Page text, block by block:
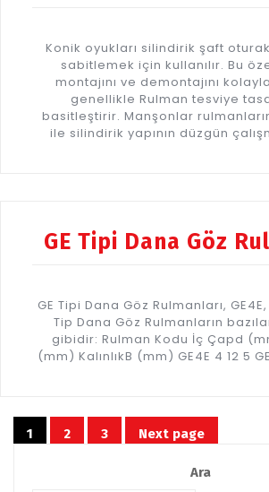
Konik oyukları silindirik şaft
sabitlemek için kullanılır. Bu
montajını ve demontajını
genellikle Rulman tesviye
basitleştirir. Manşonlar
ile silindirik yapının düzgün
GE Tipi Dana Göz
GE Tipi Dana Göz Rulmanları, GE4E,
Tip Dana Göz Rulmanların
gibidir: Rulman Kodu İç Çapd
(mm) KalınlıkB (mm) GE4E 4 12 5
Yazı
Page
1 Page
2 Page
3 Next page
Ara